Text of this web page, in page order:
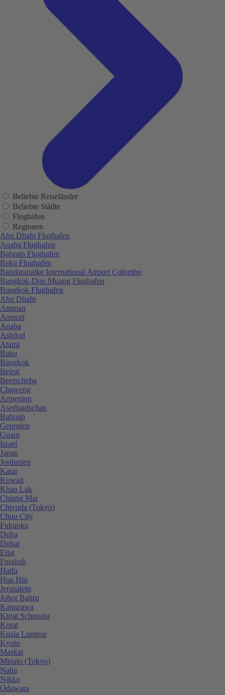
Beliebte Reiseländer
Beliebte Städte
Flughäfen
Regionen
Abu Dhabi Flughafen
Aqaba Flughafen
Bahrain Flughafen
Baku Flughafen
Bandaranaike International Airport Colombo
Bangkok-Don Muang Flughafen
Bangkok Flughafen
Abu Dhabi
Amman
Aomori
Aqaba
Ashdod
Atami
Baku
Bangkok
Beirut
Beerscheba
Chaweng
Armenien
Aserbaidschan
Bahrain
Georgien
Guam
Israel
Japan
Jordanien
Katar
Kuwait
Khao Lak
Chiang Mai
Chiyoda (Tokyo)
Chuo City
Fukuoka
Doha
Dubai
Eilat
Fujairah
Haifa
Hua Hin
Jerusalem
Johor Bahru
Kanazawa
Kirjat Schmona
Korat
Kuala Lumpur
Kyoto
Maskat
Minato (Tokyo)
Naha
Nikko
Odawara